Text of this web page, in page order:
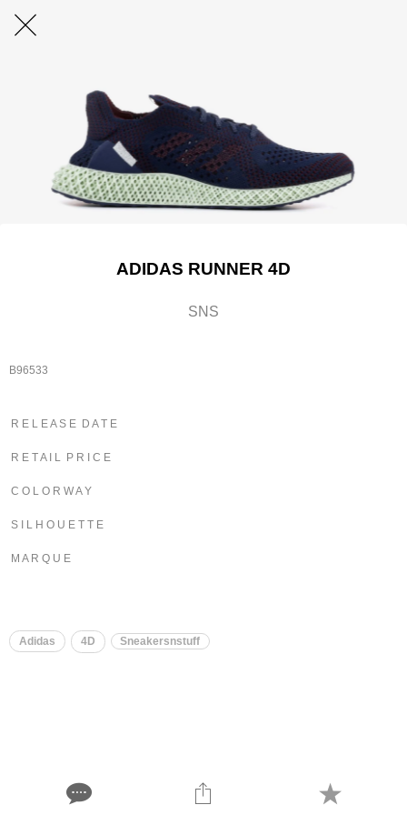
ADIDAS RUNNER 4D
SNS
B96533
R E L E A S E D A T E
R E T A I L P R I C E
C O L O R W A Y
S I L H O U E T T E
M A R Q U E
Adidas 4D Sneakersnstuff